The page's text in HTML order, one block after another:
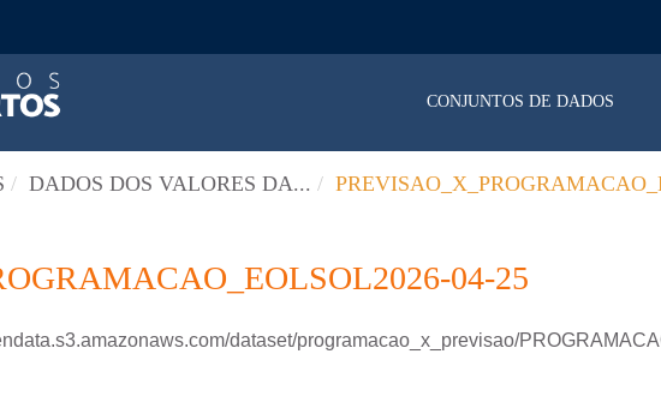
CONJUNTOS DE DADOS
DADOS DOS VALORES DA...
04-25
dataset/programacao_x_previsao/